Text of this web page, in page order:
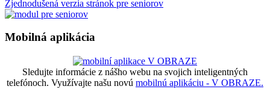
Zjednodušená verzia stránok pre seniorov
Mobilná aplikácia
Sledujte informácie z nášho webu na svojich inteligentných
telefónoch. Využívajte našu novú mobilnú aplikáciu - V OBRAZE.